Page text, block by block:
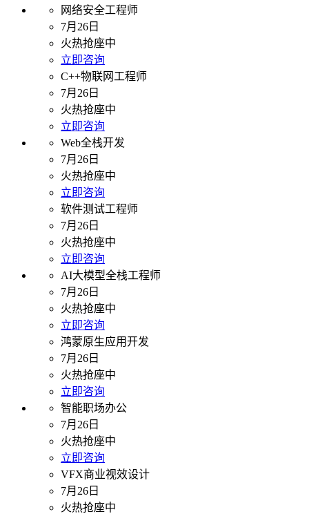
网络安全工程师
7月26日
火热抢座中
立即咨询
C++物联网工程师
7月26日
火热抢座中
立即咨询
Web全栈开发
7月26日
火热抢座中
立即咨询
软件测试工程师
7月26日
火热抢座中
立即咨询
AI大模型全栈工程师
7月26日
火热抢座中
立即咨询
鸿蒙原生应用开发
7月26日
火热抢座中
立即咨询
智能职场办公
7月26日
火热抢座中
立即咨询
VFX商业视效设计
7月26日
火热抢座中